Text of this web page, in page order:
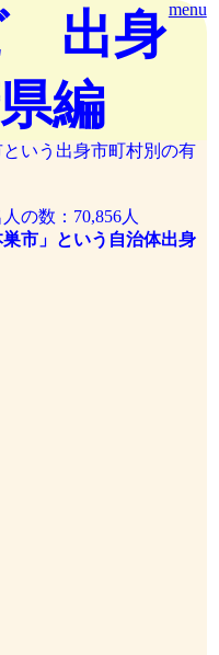
menu
出身
編
いう出身市町村別の有
の数：70,856人
市」という自治体出身